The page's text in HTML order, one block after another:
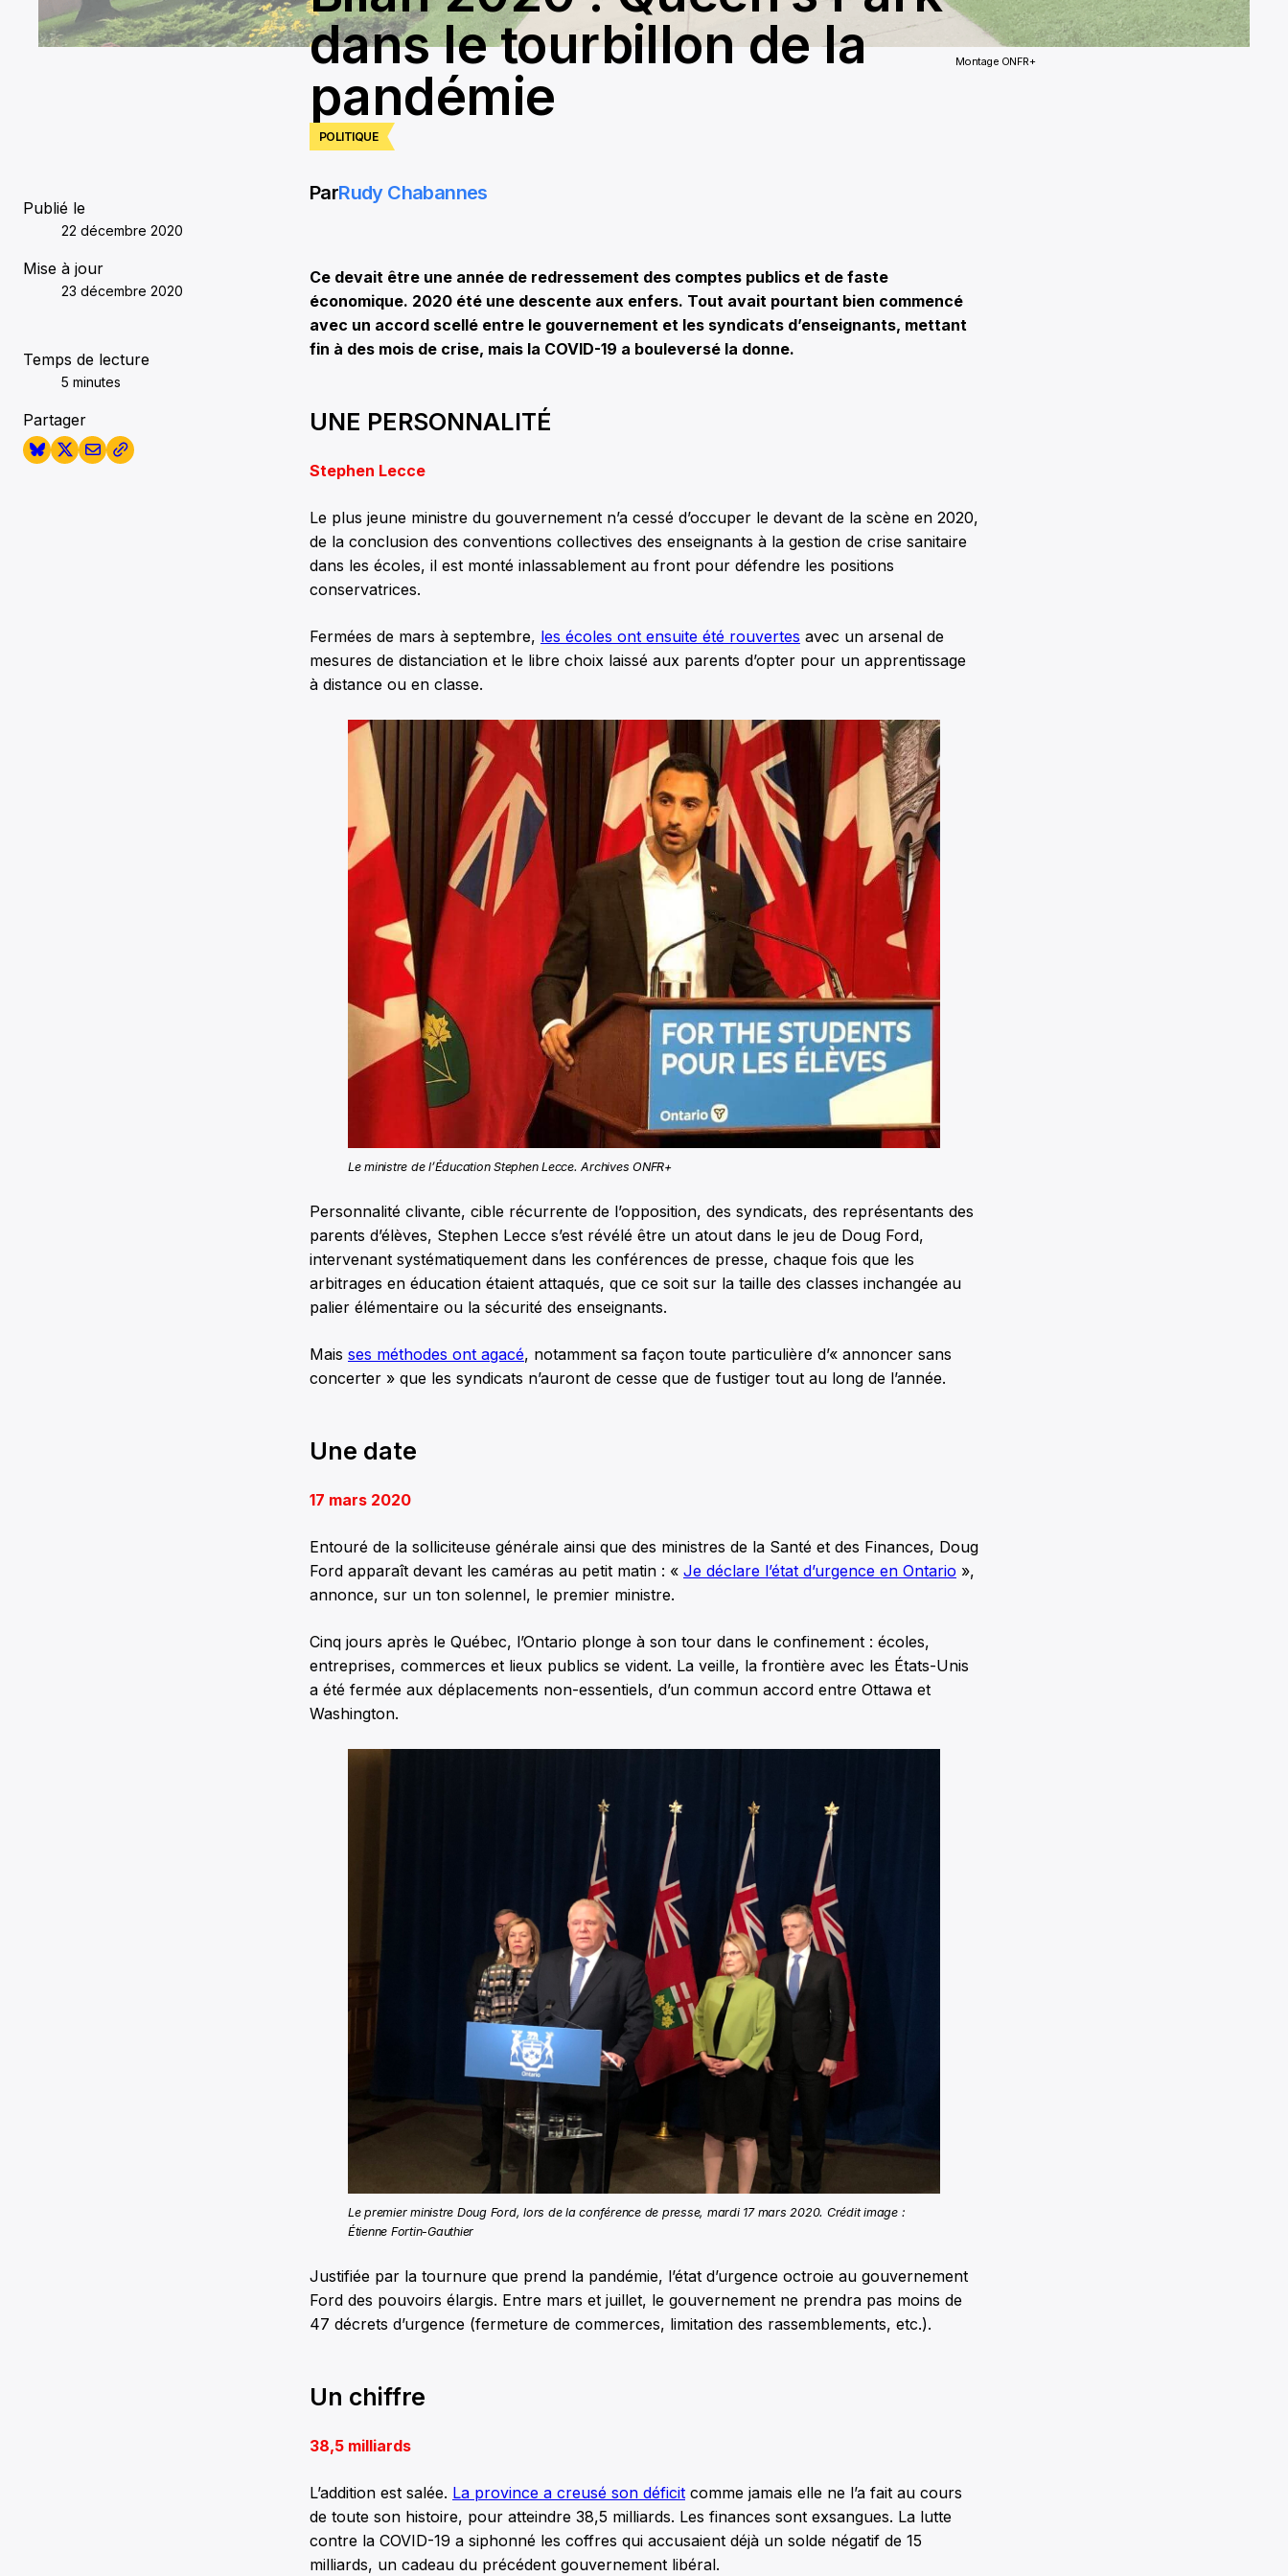
Montage ONFR+
POLITIQUE
dans le tourbillon de la
pandémie
Publié le
22 décembre 2020
Mise à jour
23 décembre 2020
Temps de lecture
5 minutes
Partager
ParRudy Chabannes
Ce devait être une année de redressement des comptes publics et de faste
économique. 2020 été une descente aux enfers. Tout avait pourtant bien commencé
avec un accord scellé entre le gouvernement et les syndicats d’enseignants, mettant
fin à des mois de crise, mais la COVID-19 a bouleversé la donne.
UNE PERSONNALITÉ
Stephen Lecce
Le plus jeune ministre du gouvernement n’a cessé d’occuper le devant de la scène en 2020,
de la conclusion des conventions collectives des enseignants à la gestion de crise sanitaire
dans les écoles, il est monté inlassablement au front pour défendre les positions
conservatrices.
Fermées de mars à septembre, les écoles ont ensuite été rouvertes avec un arsenal de
mesures de distanciation et le libre choix laissé aux parents d’opter pour un apprentissage
à distance ou en classe.
Le ministre de l’Éducation Stephen Lecce. Archives ONFR+
Personnalité clivante, cible récurrente de l’opposition, des syndicats, des représentants des
parents d’élèves, Stephen Lecce s’est révélé être un atout dans le jeu de Doug Ford,
intervenant systématiquement dans les conférences de presse, chaque fois que les
arbitrages en éducation étaient attaqués, que ce soit sur la taille des classes inchangée au
palier élémentaire ou la sécurité des enseignants.
Mais ses méthodes ont agacé, notamment sa façon toute particulière d’« annoncer sans
concerter » que les syndicats n’auront de cesse que de fustiger tout au long de l’année.
Une date
17 mars 2020
Entouré de la solliciteuse générale ainsi que des ministres de la Santé et des Finances, Doug
Ford apparaît devant les caméras au petit matin : « Je déclare l’état d’urgence en Ontario »,
annonce, sur un ton solennel, le premier ministre.
Cinq jours après le Québec, l’Ontario plonge à son tour dans le confinement : écoles,
entreprises, commerces et lieux publics se vident. La veille, la frontière avec les États-Unis
a été fermée aux déplacements non-essentiels, d’un commun accord entre Ottawa et
Washington.
Le premier ministre Doug Ford, lors de la conférence de presse, mardi 17 mars 2020. Crédit image :
Étienne Fortin-Gauthier
Justifiée par la tournure que prend la pandémie, l’état d’urgence octroie au gouvernement
Ford des pouvoirs élargis. Entre mars et juillet, le gouvernement ne prendra pas moins de
47 décrets d’urgence (fermeture de commerces, limitation des rassemblements, etc.).
Un chiffre
38,5 milliards
L’addition est salée. La province a creusé son déficit comme jamais elle ne l’a fait au cours
de toute son histoire, pour atteindre 38,5 milliards. Les finances sont exsangues. La lutte
contre la COVID-19 a siphonné les coffres qui accusaient déjà un solde négatif de 15
milliards, un cadeau du précédent gouvernement libéral.